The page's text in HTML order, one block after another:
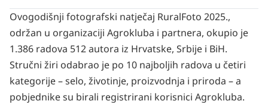
Ovogodišnji fotografski natječaj RuralFoto 2025.,
održan u organizaciji Agrokluba i partnera, okupio je
1.386 radova 512 autora iz Hrvatske, Srbije i BiH.
Stručni žiri odabrao je po 10 najboljih radova u četiri
kategorije – selo, životinje, proizvodnja i priroda – a
pobjednike su birali registrirani korisnici Agrokluba.